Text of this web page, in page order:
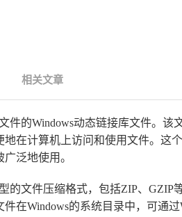
相关文章
件的Windows动态链接库文件。该
在计算机上访问和使用文件。这
泛地使用。
的文件压缩格式，包括ZIP、GZIP
在Windows的系统目录中，可通